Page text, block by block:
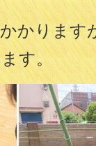
かります
す。